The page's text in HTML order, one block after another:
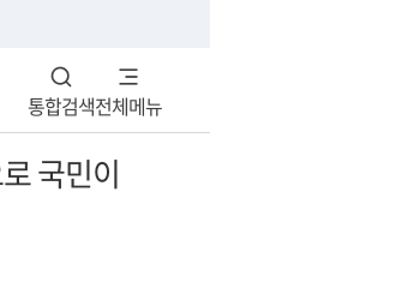
통합검색전체메뉴